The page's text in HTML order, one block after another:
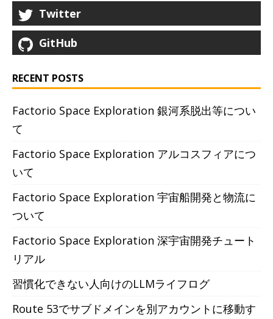
Twitter
GitHub
RECENT POSTS
Factorio Space Exploration 銀河系脱出等につい
て
Factorio Space Exploration アルコスフィアにつ
いて
Factorio Space Exploration 宇宙船開発と物流に
ついて
Factorio Space Exploration 深宇宙開発チュート
リアル
習慣化できない人向けのLLMライフログ
Route 53でサブドメインを別アカウントに移動す